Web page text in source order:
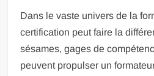
Dans le vaste univers de la
certification peut faire la
sésames, gages de
peuvent propulser un